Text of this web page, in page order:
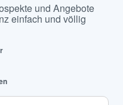
und Angebote
einfach und völlig